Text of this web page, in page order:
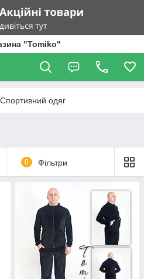
"Tomiko"
Спортивний одяг
0 Фільтри